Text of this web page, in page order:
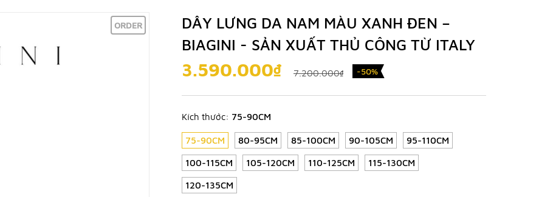
ORDER
DÂY LƯNG DA NAM MÀU XANH ĐEN –
BIAGINI - SẢN XUẤT THỦ CÔNG TỪ ITALY
3.590.000₫ 7.200.000₫ -50%
Kích thước: 75-90CM
75-90CM 80-95CM 85-100CM 90-105CM 95-110CM
100-115CM 105-120CM 110-125CM 115-130CM
120-135CM